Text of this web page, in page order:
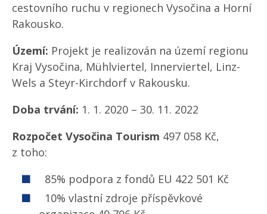
cestovního ruchu v regionech Vysočina a Horní
Rakousko.
Území: Projekt je realizován na území regionu
Kraj Vysočina, Mühlviertel, Innerviertel, Linz-
Wels a Steyr-Kirchdorf v Rakousku.
Doba trvání: 1. 1. 2020 – 30. 11. 2022
Rozpočet Vysočina Tourism 497 058 Kč,
z toho:
85% podpora z fondů EU 422 501 Kč
10% vlastní zdroje příspěvkové